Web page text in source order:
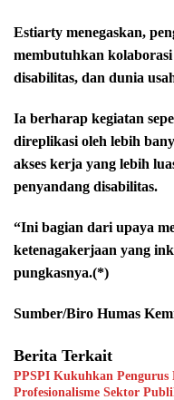
Estiarty menegaskan,
membutuhkan
disabilitas, dan dunia
Ia berharap kegiatan
direplikasi oleh lebih
akses kerja yang lebih
penyandang disabilitas.
“Ini bagian dari upaya
ketenagakerjaan yang
pungkasnya.(*)
Sumber/Biro Humas
Berita Terkait
PPSPI Kukuhkan Pengurus
Profesionalisme Sektor